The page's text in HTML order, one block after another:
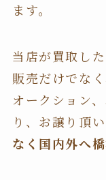
ます。
当店が買取し
販売だけでな
オークション
り、お譲り頂
なく国内外へ